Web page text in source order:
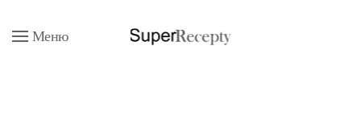
Перейти к содержимому
Меню